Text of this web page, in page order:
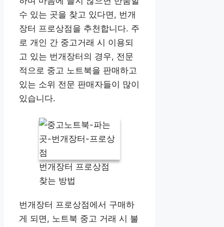
수 있는 곳을 찾고 있다면, 번개
장터 프로상점을 추천합니다. 주
로 개인 간 중고거래 시 이용되
고 있는 번개장터의 경우, 전문
적으로 중고 노트북을 판매하고
있는 소위 전문 판매자들이 많이
있습니다.
번개장터 프로상점
찾는 방법
번개장터 프로상점에서 구매하
게 되면, 노트북 중고 거래 시 불